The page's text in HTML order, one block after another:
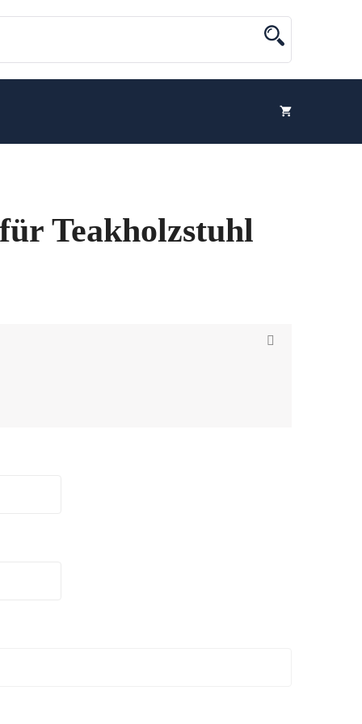
Teakholzstuhl